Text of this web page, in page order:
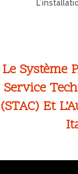
Le Système
Service
(STAC) Et